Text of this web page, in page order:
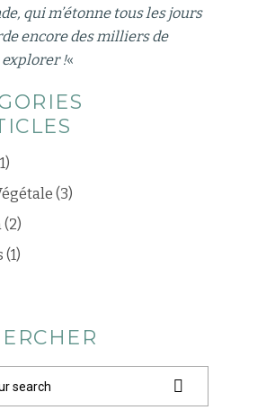
qui m’étonne tous les jours
encore des milliers de
explorer !«
(3)
(2)
(1)